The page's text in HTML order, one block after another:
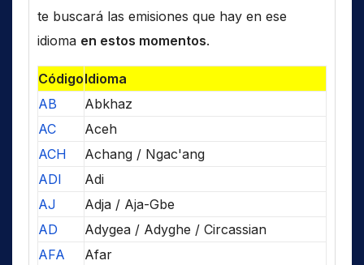
te buscará las emisiones que hay en ese
idioma en estos momentos.
CódigoIdioma
AB
Abkhaz
AC
Aceh
ACH
Achang / Ngac'ang
ADI
Adi
AJ
Adja / Aja-Gbe
AD
Adygea / Adyghe / Circassian
AFA
Afar